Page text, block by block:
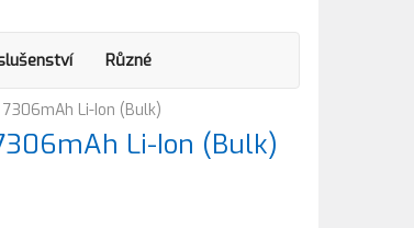
Různé
Li-Ion (Bulk)
Li-Ion (Bulk)